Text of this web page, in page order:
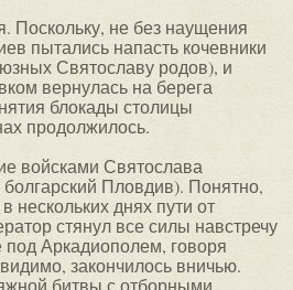
Поскольку, не без наущения
пытались напасть кочевники
Святославу родов), и
вернулась на берега
блокады столицы
продолжилось.
войсками Святослава
Пловдив). Понятно,
нескольких днях пути от
стянул все силы навстречу
Аркадиополем, говоря
закончилось вничью.
битвы с отборными